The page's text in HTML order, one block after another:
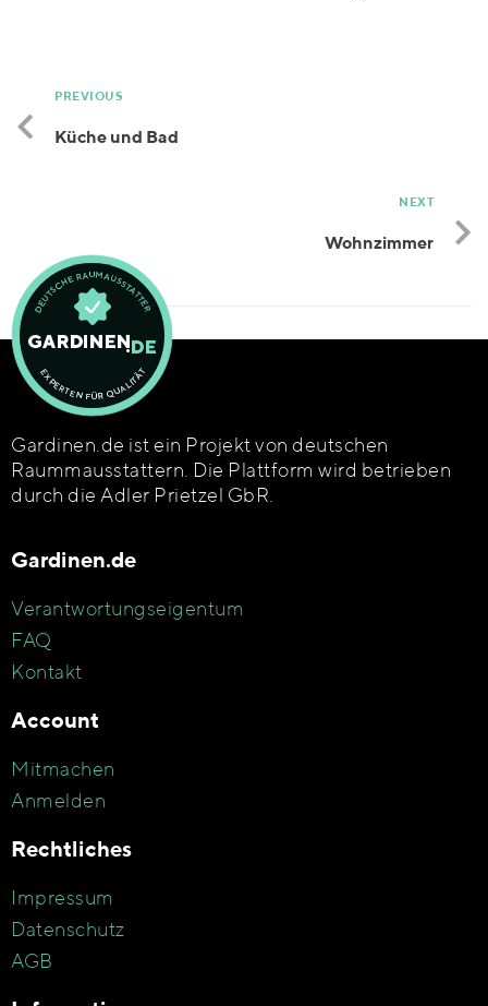
PREVIOUS
Küche und Bad
NEXT
Wohnzimmer
Gardinen.de ist ein Projekt von deutschen
Raummausstattern. Die Plattform wird betrieben
durch die Adler Prietzel GbR.
Gardinen.de
Verantwortungseigentum
FAQ
Kontakt
Account
Mitmachen
Anmelden
Rechtliches
Impressum
Datenschutz
AGB